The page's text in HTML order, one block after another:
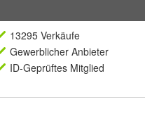
13295 Verkäufe
Gewerblicher Anbieter
ID-Geprüftes Mitglied